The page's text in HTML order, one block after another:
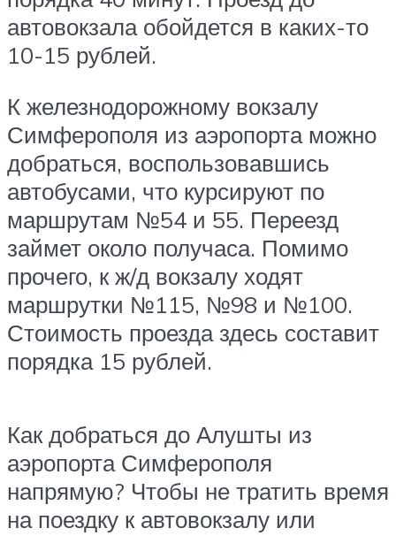
автовокзала обойдется в каких-то
10-15 рублей.
К железнодорожному вокзалу
Симферополя из аэропорта можно
добраться, воспользовавшись
автобусами, что курсируют по
маршрутам №54 и 55. Переезд
займет около получаса. Помимо
прочего, к ж/д вокзалу ходят
маршрутки №115, №98 и №100.
Стоимость проезда здесь составит
порядка 15 рублей.
Как добраться до Алушты из
аэропорта Симферополя
напрямую? Чтобы не тратить время
на поездку к автовокзалу или